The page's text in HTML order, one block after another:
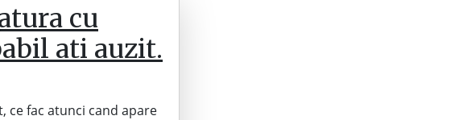
cu
ati auzit.
ce fac atunci cand apare